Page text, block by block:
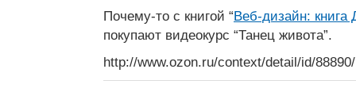
Почему-то с книгой “Веб-дизайн: книга
покупают видеокурс “Танец живота”.
http://www.ozon.ru/context/detail/id/88890/